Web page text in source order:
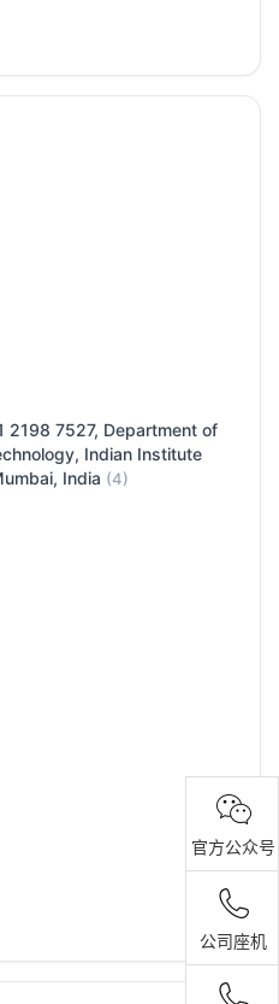
2198 7527, Department of
Indian Institute
India (4)
官方公众号
公司座机